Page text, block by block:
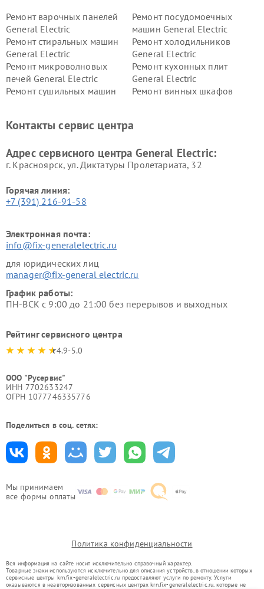
Мы принимаем
все формы оплаты
Ремонт варочных панелей
General Electric
Ремонт посудомоечных
машин General Electric
Ремонт стиральных машин
General Electric
Ремонт холодильников
General Electric
Ремонт микроволновых
печей General Electric
Ремонт кухонных плит
General Electric
Ремонт сушильных машин
Ремонт винных шкафов
Electric
General Electric
Контакты сервис центра
Адрес сервисного центра General Electric:
г. Красноярск, ул. Диктатуры Пролетариата, 32
Горячая линия:
+7 (391) 216-91-58
Электронная почта:
info@fix-generalelectric.ru
для юридических лиц
manager@fix-general electric.ru
График работы:
ПН-ВСК с 9:00 до 21:00 без перерывов и выходных
Рейтинг сервисного центра
4.9-5.0
ООО "Русервис"
ИНН 7702633247
ОГРН 1077746335776
Поделиться в соц. сетях:
Политика конфиденциальности
Вся информация на сайте носит исключительно справочный характер.
Товарные знаки используются исключительно для описания устройств, в отношении которых
сервисные центры krn.fix-generalelectric.ru предоставляют услуги по ремонту. Услуги
оказываются в неавторизованных сервисных центрах krn.fix-generalelectric.ru, которые не